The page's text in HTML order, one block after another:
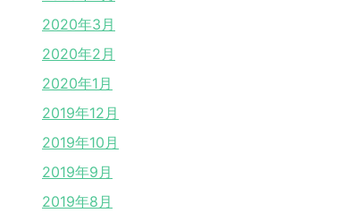
2020年3月
2020年2月
2020年1月
2019年12月
2019年10月
2019年9月
2019年8月